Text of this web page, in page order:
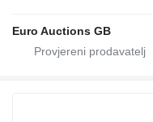
Euro Auctions GB